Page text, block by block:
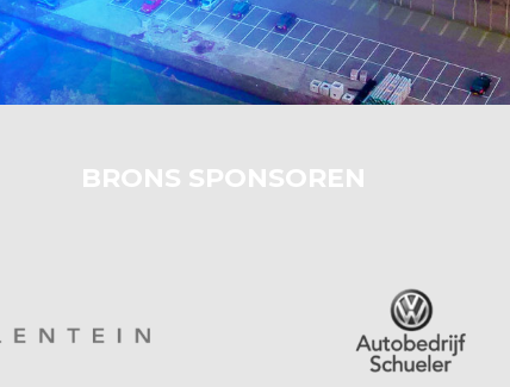
BRONS SPONSOREN